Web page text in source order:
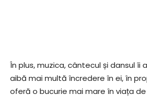
În plus, muzica, cântecul și dansul îi
aibă mai multă încredere în ei, în
oferă o bucurie mai mare în viața de